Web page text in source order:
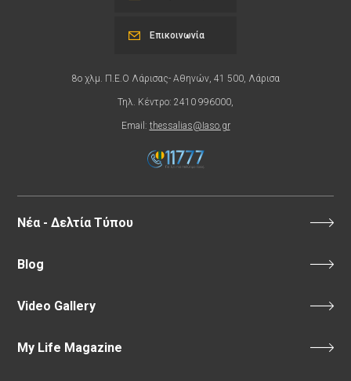
8ο χλμ. Π.Ε.Ο Λάρισας- Αθηνών, 41 500, Λάρισα
Τηλ. Κέντρο: 2410 996000,
Email: thessalias@Iaso.gr
Επικοινωνία
Νέα - Δελτία Τύπου
Blog
Video Gallery
My Life Magazine